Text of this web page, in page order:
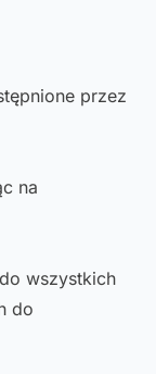
przez
na
wszystkich
do